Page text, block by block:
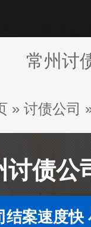
常州讨
» 讨债公司
讨债公
结案速度快